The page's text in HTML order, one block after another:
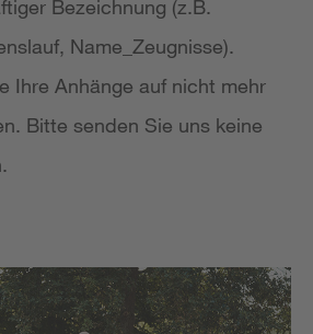
Bezeichnung (z.B.
Name_Zeugnisse).
Ihre Anhänge auf nicht mehr
Bitte senden Sie uns keine